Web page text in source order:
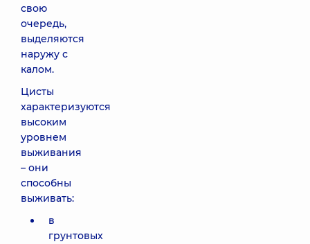
свою
очередь,
выделяются
наружу с
калом.
Цисты
характеризуются
высоким
уровнем
выживания
– они
способны
выживать:
в
грунтовых